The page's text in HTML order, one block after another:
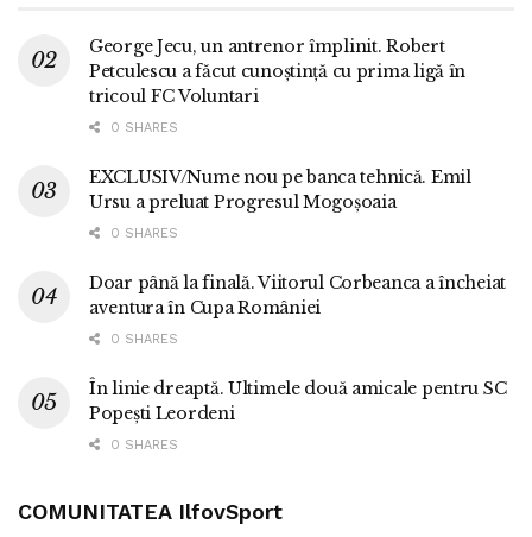
George Jecu, un antrenor împlinit. Robert
Petculescu a făcut cunoștință cu prima ligă în
tricoul FC Voluntari
0 SHARES
EXCLUSIV/Nume nou pe banca tehnică. Emil
Ursu a preluat Progresul Mogoșoaia
0 SHARES
Doar până la finală. Viitorul Corbeanca a încheiat
aventura în Cupa României
0 SHARES
În linie dreaptă. Ultimele două amicale pentru SC
Popești Leordeni
0 SHARES
COMUNITATEA IlfovSport